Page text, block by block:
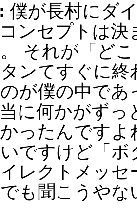
僕が長村にダ
ンセプトは
それが「ど
ンてすぐに
が僕の中で
に何かがず
ったんです
ですけど「
レクトメッセ
も聞こうや